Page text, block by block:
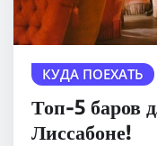
КУДА ПОЕХАТЬ
Топ-5 баров
Лиссабоне!